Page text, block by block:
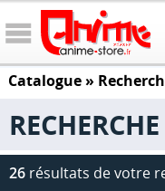
Catalogue»
RECHERCHE
26 résultats de votre